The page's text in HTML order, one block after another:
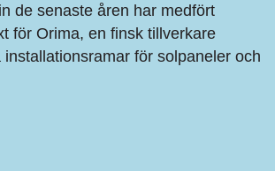
de senaste åren har medfört
för Orima, en finsk tillverkare
för solpaneler och